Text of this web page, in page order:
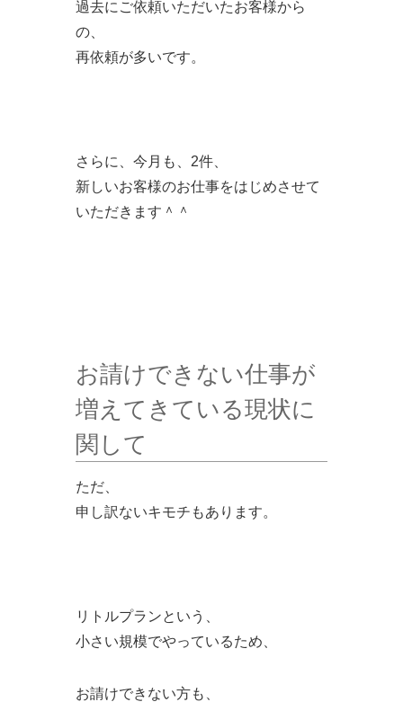
過去にご依頼いただいたお客様から
の、
再依頼が多いです。
さらに、今月も、2件、
新しいお客様のお仕事をはじめさせて
いただきます＾＾
お請けできない仕事が
増えてきている現状に
関して
ただ、
申し訳ないキモチもあります。
リトルプランという、
小さい規模でやっているため、
お請けできない方も、